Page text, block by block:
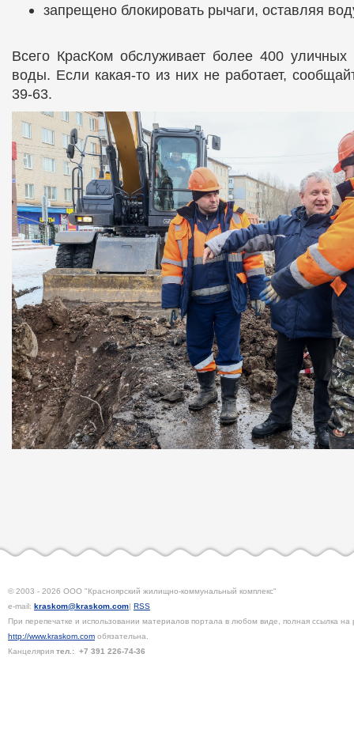
запрещено блокировать рычаги, оставляя
Всего КрасКом обслуживает более 400
воды. Если какая-то из них не работает,
39-63.
© 2003 - 2026 ООО "Красноярский жилищно-коммунальный комплекс"
e-mail: kraskom@kraskom.com| RSS
При перепечатке и использовании материалов портала в любом виде, полная ссылка на
http://www.kraskom.com обязательна.
Канцелярия тел.: +7 391 226-74-36